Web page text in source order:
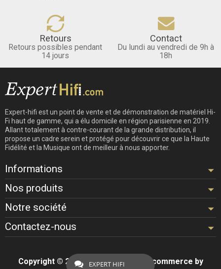
Retours
Retours possibles pendant
14 jours
Contact
Du lundi au vendredi de 9h à
18h
Expert-hifi est un point de vente et de démonstration de matériel Hi-
Fi haut de gamme, qui a élu domicile en région parisienne en 2019.
Allant totalement à contre-courant de la grande distribution, il
propose un cadre serein et protégé pour découvrir ce que la Haute
Fidélité et la Musique ont de meilleur à nous apporter.
Informations
Nos produits
Notre société
Contactez-nous
Copyright © 2026 - Design by
- Ecommerce by
EXPERT HIFI